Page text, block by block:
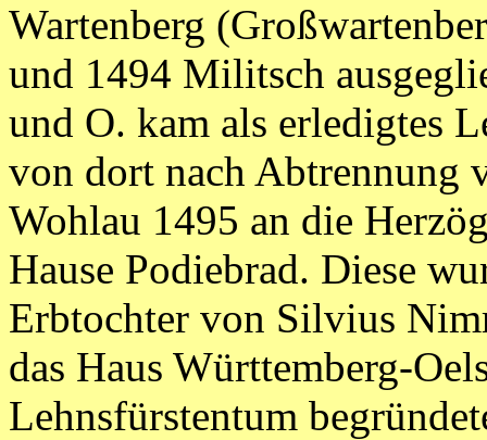
Wartenberg
und 1494 Militsch
und O. kam als erledigtes
von dort nach Abtrennung
Wohlau 1495 an die
Hause Podiebrad. Diese
Erbtochter von Silvius
das Haus Württemberg-
Lehnsfürstentum